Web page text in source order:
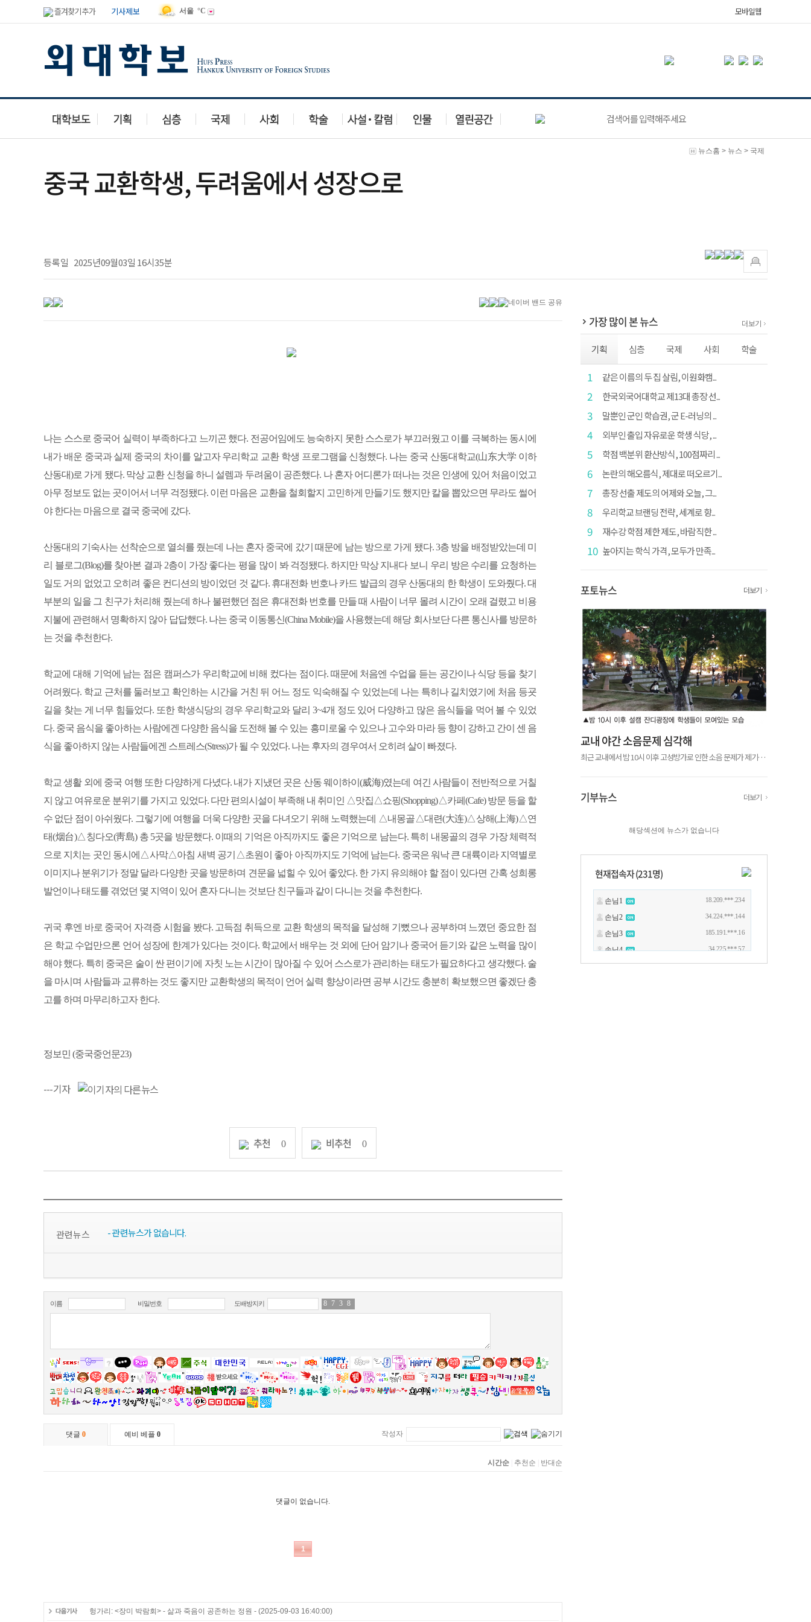
즐겨찾기 추가 기사제보 서울 °C 모바일웹
뉴스홈 > 뉴스 > 국제
중국 교환학생, 두려움에서 성장으로
등록일 2025년09월03일 16시35분
나는 스스로 중국어 실력이 부족하다고 느끼곤 했다. 전공어임에도 능숙하지 못한 스스로가 부끄러웠고 이를 극복하는 동시에
내가 배운 중국과 실제 중국의 차이를 알고자 우리학교 교환 학생 프로그램을 신청했다. 나는 중국 산동대학교(山东大学 이하
산동대)로 가게 됐다. 막상 교환 신청을 하니 설렘과 두려움이 공존했다. 나 혼자 어디론가 떠나는 것은 인생에 있어 처음이었고
아무 정보도 없는 곳이어서 너무 걱정됐다. 이런 마음은 교환을 철회할지 고민하게 만들기도 했지만 칼을 뽑았으면 무라도 썰어
야 한다는 마음으로 결국 중국에 갔다.
산동대의 기숙사는 선착순으로 열쇠를 줬는데 나는 혼자 중국에 갔기 때문에 남는 방으로 가게 됐다. 3층 방을 배정받았는데 미
리 블로그(Blog)를 찾아본 결과 2층이 가장 좋다는 평을 많이 봐 걱정됐다. 하지만 막상 지내다 보니 우리 방은 수리를 요청하는
일도 거의 없었고 오히려 좋은 컨디션의 방이었던 것 같다. 휴대전화 번호나 카드 발급의 경우 산동대의 한 학생이 도와줬다. 대
부분의 일을 그 친구가 처리해 줬는데 하나 불편했던 점은 휴대전화 번호를 만들 때 사람이 너무 몰려 시간이 오래 걸렸고 비용
지불에 관련해서 명확하지 않아 답답했다. 나는 중국 이동통신(China Mobile)을 사용했는데 해당 회사보단 다른 통신사를 방문하
는 것을 추천한다.
학교에 대해 기억에 남는 점은 캠퍼스가 우리학교에 비해 컸다는 점이다. 때문에 처음엔 수업을 듣는 공간이나 식당 등을 찾기
어려웠다. 학교 근처를 둘러보고 확인하는 시간을 거친 뒤 어느 정도 익숙해질 수 있었는데 나는 특히나 길치였기에 처음 등굣
길을 찾는 게 너무 힘들었다. 또한 학생식당의 경우 우리학교와 달리 3~4개 정도 있어 다양하고 많은 음식들을 먹어 볼 수 있었
다. 중국 음식을 좋아하는 사람에겐 다양한 음식을 도전해 볼 수 있는 흥미로울 수 있으나 고수와 마라 등 향이 강하고 간이 센 음
식을 좋아하지 않는 사람들에겐 스트레스(Stress)가 될 수 있었다. 나는 후자의 경우여서 오히려 살이 빠졌다.
학교 생활 외에 중국 여행 또한 다양하게 다녔다. 내가 지냈던 곳은 산동 웨이하이(威海)였는데 여긴 사람들이 전반적으로 거칠
지 않고 여유로운 분위기를 가지고 있었다. 다만 편의시설이 부족해 내 취미인 △맛집△쇼핑(Shopping)△카페(Cafe) 방문 등을 할
수 없단 점이 아쉬웠다. 그렇기에 여행을 더욱 다양한 곳을 다녀오기 위해 노력했는데 △내몽골△대련(大连)△상해(上海)△연
태(烟台)△칭다오(靑島) 총 5곳을 방문했다. 이때의 기억은 아직까지도 좋은 기억으로 남는다. 특히 내몽골의 경우 가장 체력적
으로 지치는 곳인 동시에△사막△아침 새벽 공기△초원이 좋아 아직까지도 기억에 남는다. 중국은 워낙 큰 대륙이라 지역별로
이미지나 분위기가 정말 달라 다양한 곳을 방문하며 견문을 넓힐 수 있어 좋았다. 한 가지 유의해야 할 점이 있다면 간혹 성희롱
발언이나 태도를 겪었던 몇 지역이 있어 혼자 다니는 것보단 친구들과 같이 다니는 것을 추천한다.
귀국 후엔 바로 중국어 자격증 시험을 봤다. 고득점 취득으로 교환 학생의 목적을 달성해 기뻤으나 공부하며 느꼈던 중요한 점
은 학교 수업만으론 언어 성장에 한계가 있다는 것이다. 학교에서 배우는 것 외에 단어 암기나 중국어 듣기와 같은 노력을 많이
해야 했다. 특히 중국은 술이 싼 편이기에 자칫 노는 시간이 많아질 수 있어 스스로가 관리하는 태도가 필요하다고 생각했다. 술
을 마시며 사람들과 교류하는 것도 좋지만 교환학생의 목적이 언어 실력 향상이라면 공부 시간도 충분히 확보했으면 좋겠단 충
고를 하며 마무리하고자 한다.
정보민 (중국중언문23)
---기자
추천 0 비추천 0
관련뉴스 - 관련뉴스가 없습니다.
헝가리: <장미 박람회> - 삶과 죽음이 공존하는 정원 - (2025-09-03 16:40:00)
가장 많이 본 뉴스
기획 심층 국제 사회 학술
더보기
1 같은 이름의 두 집 살림, 이원화캠...
2 한국외국어대학교 제13대 총장 선...
3 말뿐인 군인 학습권, 군 E-러닝의 ...
4 외부인 출입 자유로운 학생 식당, ...
5 학점 백분위 환산방식, 100점짜리 ...
6 논란의 해오름식, 제대로 떠오르기...
7 총장 선출 제도의 어제와 오늘, 그...
8 우리학교 브랜딩 전략, 세계로 향...
9 재수강 학점 제한 제도, 바람직한 ...
10 높아지는 학식 가격, 모두가 만족...
포토뉴스 더보기
교내 야간 소음문제 심각해
최근 교내에서 밤 10시 이후 고성방가로 인한 소음 문제가 제기됐
편을 표하는 글...
기부뉴스 더보기
해당섹션에 뉴스가 없습니다
현재접속자 (231명)